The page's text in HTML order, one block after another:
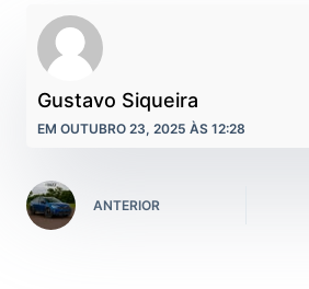
Gustavo Siqueira
EM OUTUBRO 23, 2025 ÀS 12:28
ANTERIOR